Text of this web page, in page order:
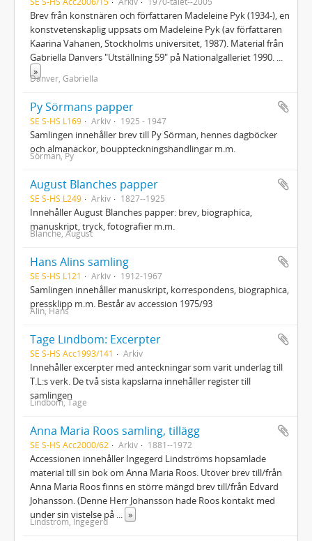
Brev från konstnären och författaren Madeleine Pyk (1934-), en
konstvetenskaplig uppsats om Madeleine Pyk (av författaren
Kaarina Vahanen, Stockholms universitet, 1987). Material från
Gabriella Danvers "Utställning 59" på Nationalgalleriet 1990.
»
Danver, Gabriella
Py Sörmans papper
SE S-HS L169 Arkiv 1925 - 1947
Samlingen innehåller brev till Py Sörman, hennes dagböcker
och almanackor, bouppteckningshandlingar m.m.
Sörman, Py
August Blanches papper
SE S-HS L249 Arkiv 1827--1925
Innehåller August Blanches papper: brev, biographica,
manuskript, tryck, fotografier m.m.
Blanche, August
Hans Alins samling
SE S-HS L121 Arkiv 1912-1967
Samlingen innehåller manuskript, korrespondens, biographica,
pressklipp m.m. Består av accession 1975/93
Alin, Hans
Tage Lindbom: Excerpter
SE S-HS Acc1993/141 Arkiv
Innehåller excerpter med anteckningar som varit underlag till
T.L:s verk. De två sista kapslarna innehåller register till
samlingen
Lindbom, Tage
Anna Maria Roos samling, tillägg
SE S-HS Acc2000/62 Arkiv 1881--1972
Accessionen innehåller Ingegerd Lindströms hopsamlade
material till sin bok om Anna Maria Roos. Utöver brev till/från
Anna Maria Roos finns en större mängd brev till/från Edvard
Johansson. (Denne Herr Johansson hade Roos kontakt med
under sin vistelse på
»
Lindström, Ingegerd